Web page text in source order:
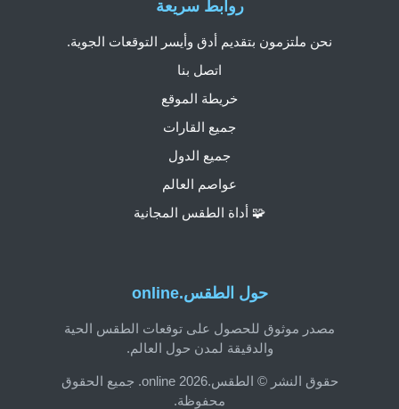
حول الطقس.online
مصدر موثوق للحصول على توقعات الطقس الحية
والدقيقة لمدن حول العالم.
حقوق النشر © الطقس.online 2026. جميع الحقوق
محفوظة.
روابط سريعة
نحن ملتزمون بتقديم أدق وأيسر التوقعات الجوية.
اتصل بنا
خريطة الموقع
جميع القارات
جميع الدول
عواصم العالم
🧩 أداة الطقس المجانية